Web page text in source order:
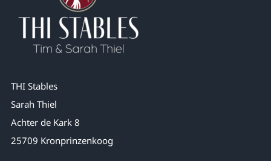
THI Stables
Sarah Thiel
Achter de Kark 8
25709 Kronprinzenkoog